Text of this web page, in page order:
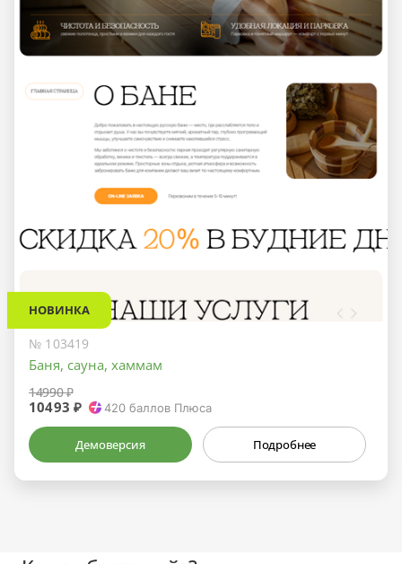
НОВИНКА
№ 103419
Баня, сауна, хаммам
14990 ₽
10493 ₽ 420 баллов Плюса
Демоверсия Подробнее